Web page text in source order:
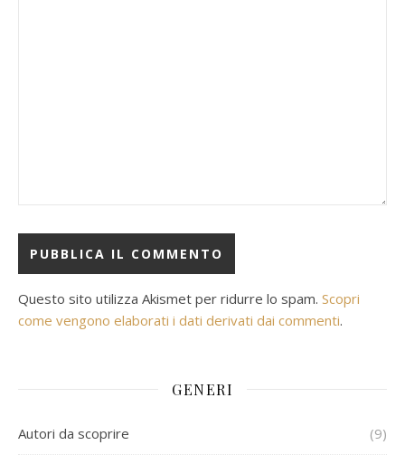
Questo sito utilizza Akismet per ridurre lo spam. Scopri
come vengono elaborati i dati derivati dai commenti.
GENERI
Autori da scoprire (9)